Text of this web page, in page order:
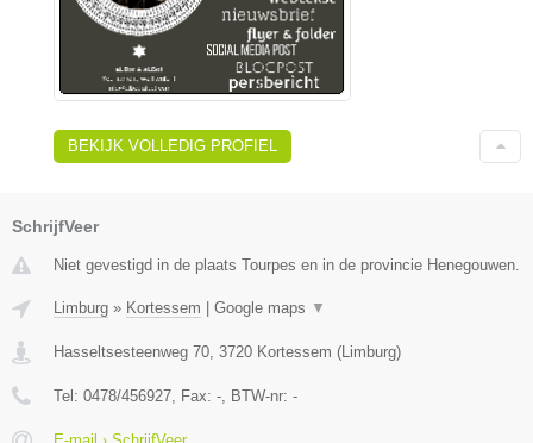
BEKIJK VOLLEDIG PROFIEL
SchrijfVeer
Niet gevestigd in de plaats Tourpes en in de provincie Henegouwen.
Limburg » Kortessem | Google maps ▼
Hasseltsesteenweg 70 3720 Kortessem (Limburg)
Tel: 0478/456927 , Fax: - , BTW-nr: -
E-mail › SchrijfVeer